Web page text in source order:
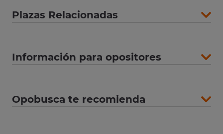
Plazas Relacionadas
Información para opositores
Opobusca te recomienda